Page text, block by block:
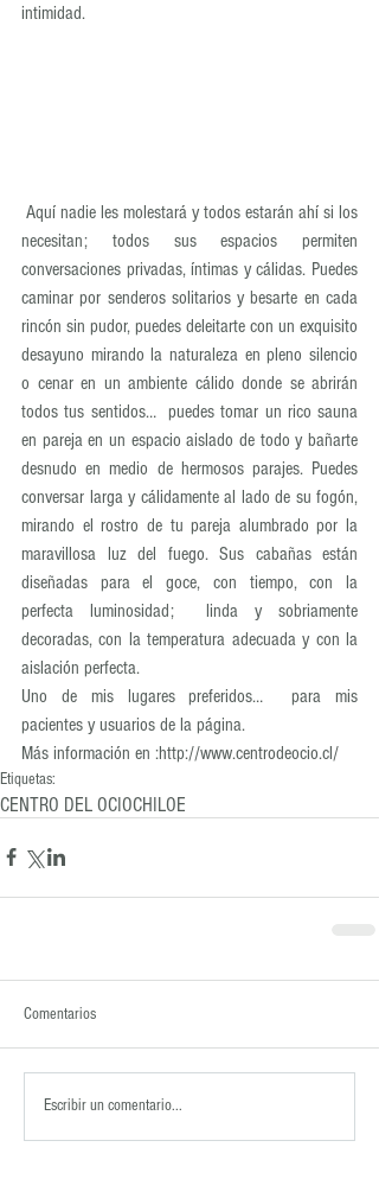
intimidad.
necesitan; todos sus espacios permiten
conversaciones privadas, íntimas y cálidas. Puedes
caminar por senderos solitarios y besarte en cada
rincón sin pudor, puedes deleitarte con un exquisito
desayuno mirando la naturaleza en pleno silencio
o cenar en un ambiente cálido donde se abrirán
todos tus sentidos…  puedes tomar un rico sauna
en pareja en un espacio aislado de todo y bañarte
desnudo en medio de hermosos parajes. Puedes
conversar larga y cálidamente al lado de su fogón,
mirando el rostro de tu pareja alumbrado por la
maravillosa luz del fuego. Sus cabañas están
diseñadas para el goce, con tiempo, con la
perfecta luminosidad;  linda y sobriamente
decoradas, con la temperatura adecuada y con la
aislación perfecta.
Uno de mis lugares preferidos…  para mis
pacientes y usuarios de la página.
Más información en :http://www.centrodeocio.cl/
Etiquetas:
CENTRO DEL OCIOCHILOE
Comentarios
Escribir un comentario...